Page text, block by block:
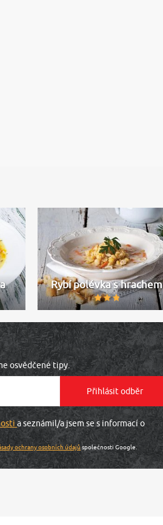
Rybí polévka s hrachem
osvědčené tipy.
a seznámil/a jsem se s informací o
ochrany osobních údajůspolečnosti Google.